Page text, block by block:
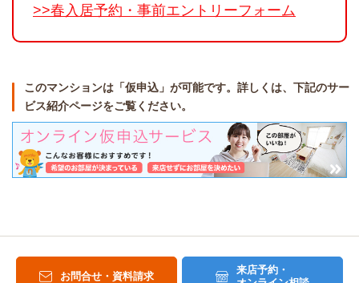
>>春入居予約・事前エントリーフォーム
このマンションは「仮申込」が可能です。詳しくは、下記のサー
ビス紹介ページをご覧ください。
お問合せ・資料請求
来店予約・